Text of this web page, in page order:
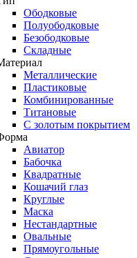
Ободковые
Полуободковые
Безободковые
Складные
Металлические
Пластиковые
Комбинированные
Титановые
С золотым покрытием
Авиатор
Бабочка
Квадратные
Кошачий глаз
Круглые
Маска
Нестандартные
Овальные
Прямоугольные